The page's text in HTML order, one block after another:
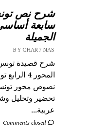
شرح نص
سابعة
الجميلة
BY CHAR7 NAS
المحور 4
تحضير وتحليل
عربية...
Comments closed